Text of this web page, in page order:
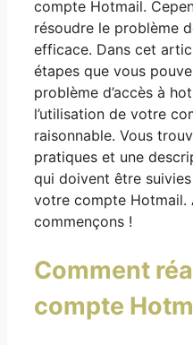
compte Hotmail.
résoudre le problème
efficace. Dans cet
étapes que vous
problème d’accès à
l’utilisation de votre
raisonnable. Vous
pratiques et une
qui doivent être
votre compte Hotmail.
commençons !
Comment
compte